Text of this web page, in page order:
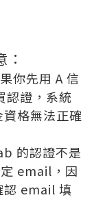
你先用 A 信
認證，系統
格無法正確
的認證不是
email，因
認 email 填